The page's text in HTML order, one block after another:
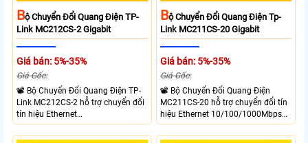
BỘ Chuyển Đổi Quang Điện TP-
Link MC212CS-2 Gigabit
Giá bán: 5%-35%
Giá Gốc:
📽 Bộ Chuyển Đổi Quang Điện TP-
Link MC212CS-2 hỗ trợ chuyển đổi
tín hiệu Ethernet
10/100/1000Mbps sang kết nối
cáp quang Gigabit Single Mode SC
BỘ Chuyển Đổi Quang Điện Tp-
Link MC211CS-20 Gigabit
Giá bán: 5%-35%
Giá Gốc:
📽 Bộ Chuyển Đổi Quang Điện
MC211CS-20 hỗ trợ chuyển đổi tín
hiệu Ethernet 10/100/1000Mbps
sang kết nối cáp quang Gigabit
Single Mode SC WDM hai chiều.